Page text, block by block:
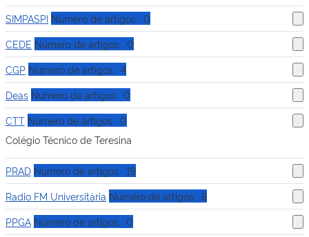
SIMPASPI Número de artigos: 0
CEDE Número de artigos: 0
CGP Número de artigos: 4
Deas Número de artigos: 0
CTT Número de artigos: 0
Colégio Técnico de Teresina
PRAD Número de artigos: 19
Radio FM Universitária Número de artigos: 8
PPGA Número de artigos: 0